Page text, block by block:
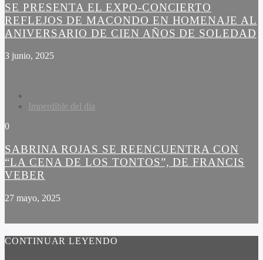
SE PRESENTA EL EXPO-CONCIERTO
REFLEJOS DE MACONDO EN HOMENAJE AL
ANIVERSARIO DE CIEN AÑOS DE SOLEDAD
3 junio, 2025
Imperdible del dia
0
SABRINA ROJAS SE REENCUENTRA CON
“LA CENA DE LOS TONTOS”, DE FRANCIS
VEBER
27 mayo, 2025
CONTINUAR LEYENDO